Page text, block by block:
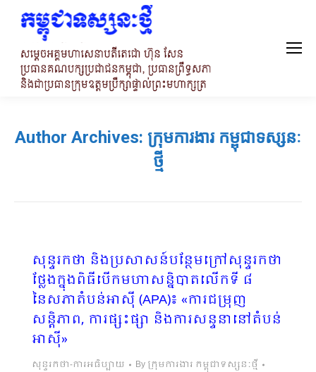
Author Archives: ក្រុមការងារ កម្ពុជាទស្សនៈ
ថ្មី
សុន្ទរកថា និងប្រសាសន៍បន្ថែមក្រៅសុន្ទរកថា
ថ្លែងក្នុងពិធីបើកមហាសន្និបាតលើកទី ៨
នៃសភាតំបន់អាស៊ី (APA)៖ «ការជម្រុញ
សន្តិភាព, ការផ្សះផ្សា និងការសន្ទនានៅតំបន់
អាស៊ី»
សុន្ទរកថា-ការអធិប្បាយ By ក្រុមការងារ កម្ពុជាទស្សនៈថ្មី